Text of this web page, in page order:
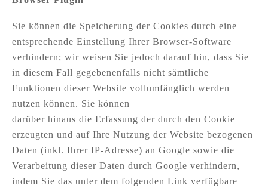
Sie können die Speicherung der Cookies durch eine
entsprechende Einstellung Ihrer Browser-Software
verhindern; wir weisen Sie jedoch darauf hin, dass Sie
in diesem Fall gegebenenfalls nicht sämtliche
Funktionen dieser Website vollumfänglich werden
nutzen können. Sie können
darüber hinaus die Erfassung der durch den Cookie
erzeugten und auf Ihre Nutzung der Website bezogenen
Daten (inkl. Ihrer IP-Adresse) an Google sowie die
Verarbeitung dieser Daten durch Google verhindern,
indem Sie das unter dem folgenden Link verfügbare